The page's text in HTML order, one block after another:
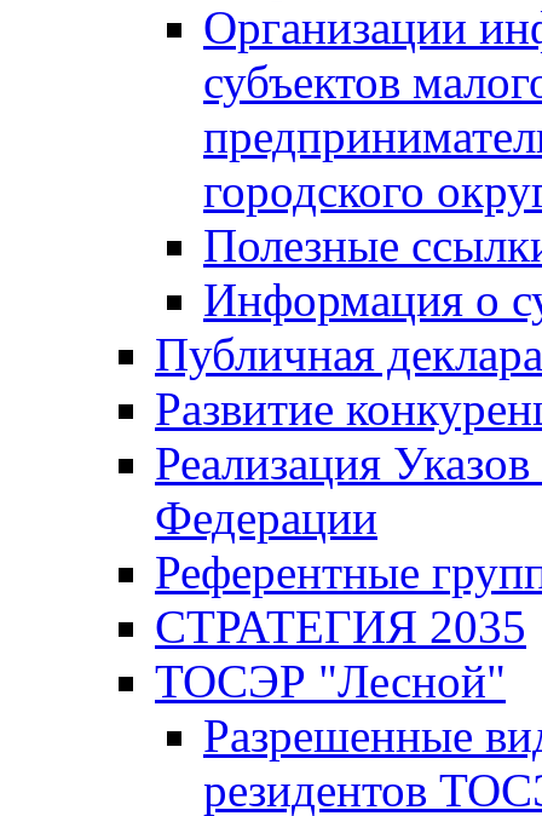
Организации
субъектов
городского
Полезные
Информация о
Публичная
Развитие
Реализация
Федерации
Референтные
СТРАТЕГИЯ 2035
ТОСЭР "Лесной"
Разрешенные
резидентов